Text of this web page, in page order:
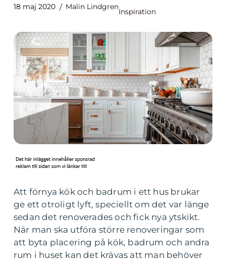
18 maj 2020 Malin Lindgren
Inspiration
Att förnya kök och badrum i ett hus brukar
ge ett otroligt lyft, speciellt om det var länge
sedan det renoverades och fick nya ytskikt.
När man ska utföra större renoveringar som
att byta placering på kök, badrum och andra
rum i huset kan det krävas att man behöver